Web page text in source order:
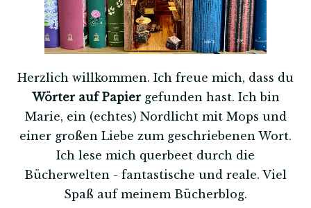
Herzlich willkommen. Ich freue mich, dass du
Wörter auf Papiergefunden hast. Ich bin
Marie, ein (echtes) Nordlicht mit Mops und
einer großen Liebe zum geschriebenen Wort.
Ich lese mich querbeet durch die
Bücherwelten - fantastische und reale. Viel
Spaß auf meinem Bücherblog.